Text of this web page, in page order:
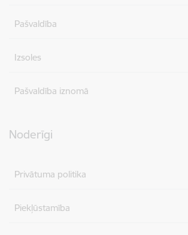
Pašvaldība
Izsoles
Pašvaldība iznomā
Noderīgi
Privātuma politika
Piekļūstamība